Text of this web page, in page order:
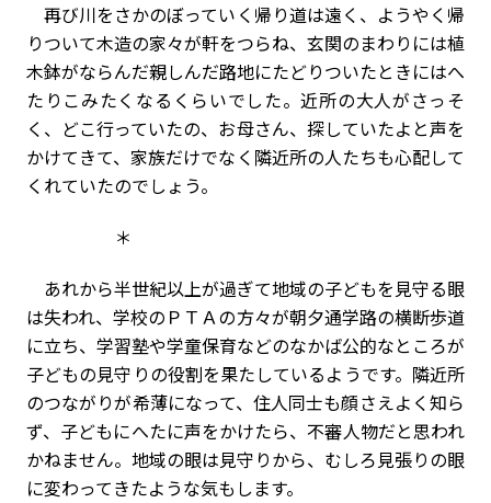
再び川をさかのぼっていく帰り道は遠く、ようやく帰
りついて木造の家々が軒をつらね、玄関のまわりには植
木鉢がならんだ親しんだ路地にたどりついたときにはへ
たりこみたくなるくらいでした。近所の大人がさっそ
く、どこ行っていたの、お母さん、探していたよと声を
かけてきて、家族だけでなく隣近所の人たちも心配して
くれていたのでしょう。
＊
あれから半世紀以上が過ぎて地域の子どもを見守る眼
は失われ、学校のＰＴＡの方々が朝夕通学路の横断歩道
に立ち、学習塾や学童保育などのなかば公的なところが
子どもの見守りの役割を果たしているようです。隣近所
のつながりが希薄になって、住人同士も顔さえよく知ら
ず、子どもにへたに声をかけたら、不審人物だと思われ
かねません。地域の眼は見守りから、むしろ見張りの眼
に変わってきたような気もします。